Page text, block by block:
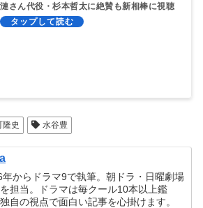
漣さん代役・杉本哲太に絶賛も新相棒に視聴
者賛否！？
隆史 水谷豊
年からドラマ9で執筆。朝ドラ・日曜劇場
担当。ドラマは毎クール10本以上鑑
自の視点で面白い記事を心掛けます。